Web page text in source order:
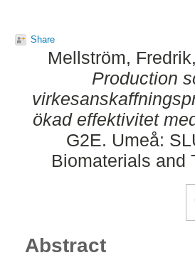
Share
Mellström, Fredrik
Production
ökad effektivitet
G2E. Umeå:
Biomaterials and
Abstract